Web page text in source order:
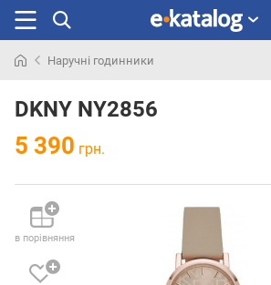
раніше
Наручні годинники
DKNY NY2856
5 390 грн.
в порівняння